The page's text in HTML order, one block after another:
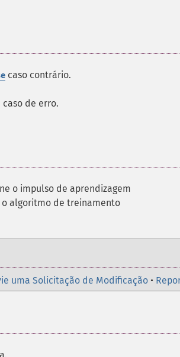
caso contrário.
caso de erro.
o impulso de aprendizagem
o algoritmo de treinamento
uma Solicitação de Modificação •